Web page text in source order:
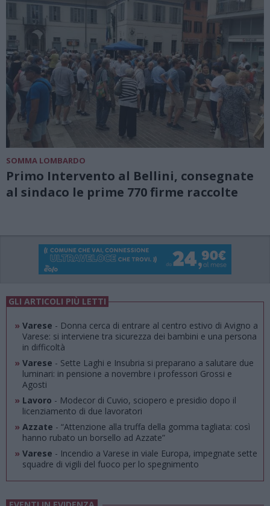
SOMMA LOMBARDO
Primo Intervento al Bellini, consegnate
al sindaco le prime 770 firme raccolte
GLI ARTICOLI PIÙ LETTI
» Varese - Donna cerca di entrare al centro estivo di Avigno a
Varese: si interviene tra sicurezza dei bambini e una persona
in difficoltà
» Varese - Sette Laghi e Insubria si preparano a salutare due
luminari: in pensione a novembre i professori Grossi e
Agosti
» Lavoro - Modecor di Cuvio, sciopero e presidio dopo il
licenziamento di due lavoratori
» Azzate - “Attenzione alla truffa della gomma tagliata: così
hanno rubato un borsello ad Azzate”
» Varese - Incendio a Varese in viale Europa, impegnate sette
squadre di vigili del fuoco per lo spegnimento